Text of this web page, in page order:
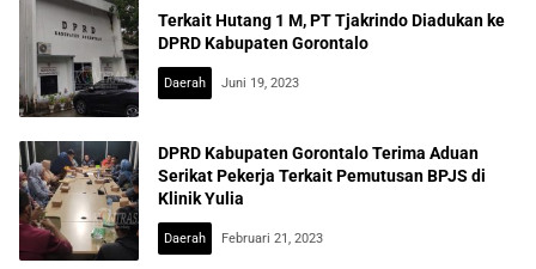
Terkait Hutang 1 M, PT Tjakrindo Diadukan ke
DPRD Kabupaten Gorontalo
Daerah Juni 19, 2023
DPRD Kabupaten Gorontalo Terima Aduan
Serikat Pekerja Terkait Pemutusan BPJS di
Klinik Yulia
Daerah Februari 21, 2023